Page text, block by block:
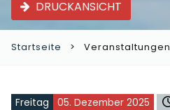
DRUCKANSICHT
Startseite Veranstaltungen
Freitag 05. Dezember 2025